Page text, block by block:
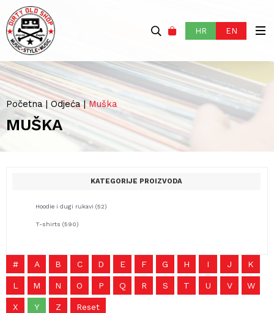
HR EN
Početna| Odjeća|Muška
MUŠKA
KATEGORIJE PROIZVODA
Hoodie i dugi rukavi (52)
T-shirts (590)
# A B C D E F G H I J K
L M N O P Q R S T U V W
X Y Z Reset